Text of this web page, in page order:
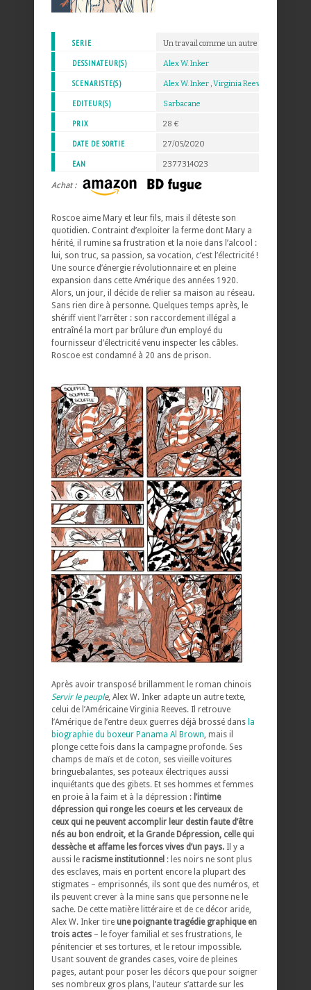
SERIE Un travail comme un autre
DESSINATEUR(S) Alex W. Inker
SCENARISTE(S) Alex W. Inker ,Virginia Reeves
EDITEUR(S) Sarbacane
PRIX 28 €
DATE DE SORTIE 27/05/2020
EAN 2377314023
Achat :
Roscoe aime Mary et leur fils, mais il déteste son
quotidien. Contraint d’exploiter la ferme dont Mary a
hérité, il rumine sa frustration et la noie dans l’alcool :
lui, son truc, sa passion, sa vocation, c’est l’électricité !
Une source d’énergie révolutionnaire et en pleine
expansion dans cette Amérique des années 1920.
Alors, un jour, il décide de relier sa maison au réseau.
Sans rien dire à personne. Quelques temps après, le
shériff vient l’arrêter : son raccordement illégal a
entraîné la mort par brûlure d’un employé du
fournisseur d’électricité venu inspecter les câbles.
Roscoe est condamné à 20 ans de prison.
Après avoir transposé brillamment le roman chinois
Servir le peuple, Alex W. Inker adapte un autre texte,
celui de l’Américaine Virginia Reeves. Il retrouve
l’Amérique de l’entre deux guerres déjà brossé dans la
biographie du boxeur Panama Al Brown , mais il
plonge cette fois dans la campagne profonde. Ses
champs de maïs et de coton, ses vieille voitures
bringuebalantes, ses poteaux électriques aussi
inquiétants que des gibets. Et ses hommes et femmes
en proie à la faim et à la dépression : l’intime
dépression qui ronge les coeurs et les cerveaux de
ceux qui ne peuvent accomplir leur destin faute d’être
nés au bon endroit, et la Grande Dépression, celle qui
dessèche et affame les forces vives d’un pays. Il y a
aussi le racisme institutionnel : les noirs ne sont plus
des esclaves, mais en portent encore la plupart des
stigmates – emprisonnés, ils sont que des numéros, et
ils peuvent crever à la mine sans que personne ne le
sache. De cette matière littéraire et de ce décor aride,
Alex W. Inker tire une poignante tragédie graphique en
trois actes – le foyer familial et ses frustrations, le
pénitencier et ses tortures, et le retour impossible.
Usant souvent de grandes cases, voire de pleines
pages, autant pour poser les décors que pour soigner
ses nombreux gros plans, l’auteur s’attarde sur les